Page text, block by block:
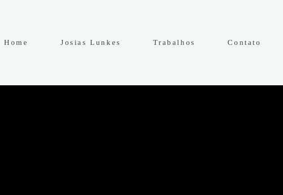
Home Josias Lunkes Trabalhos Contato